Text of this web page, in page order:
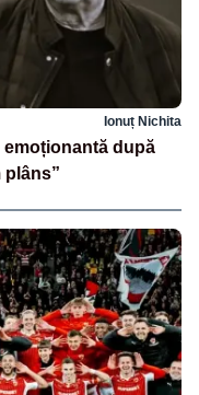
Ionuț Nichita
emoționantă după
plâns”